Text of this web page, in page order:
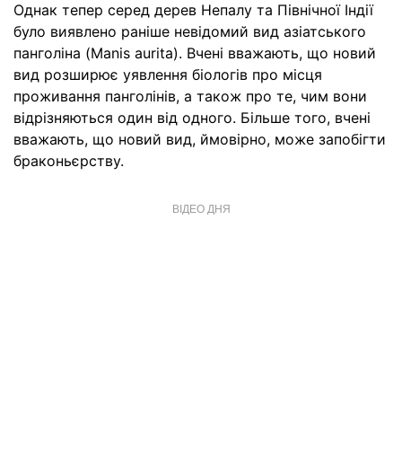
Однак тепер серед дерев Непалу та Північної Індії
було виявлено раніше невідомий вид азіатського
панголіна (Manis aurita). Вчені вважають, що новий
вид розширює уявлення біологів про місця
проживання панголінів, а також про те, чим вони
відрізняються один від одного. Більше того, вчені
вважають, що новий вид, ймовірно, може запобігти
браконьєрству.
ВІДЕО ДНЯ